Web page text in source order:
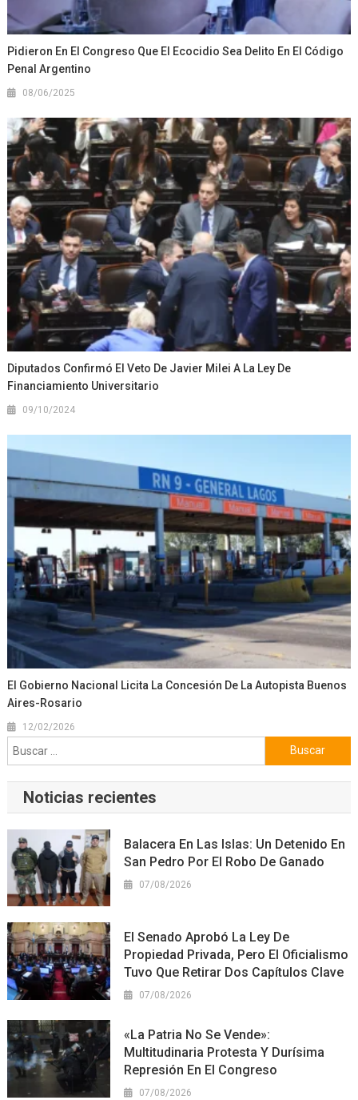
Pidieron En El Congreso Que El Ecocidio Sea Delito En El Código
Penal Argentino
08/06/2025
Diputados Confirmó El Veto De Javier Milei A La Ley De
Financiamiento Universitario
09/10/2024
El Gobierno Nacional Licita La Concesión De La Autopista Buenos
Aires-Rosario
12/02/2026
Buscar:
Noticias recientes
Balacera En Las Islas: Un Detenido En
San Pedro Por El Robo De Ganado
07/08/2026
El Senado Aprobó La Ley De
Propiedad Privada, Pero El Oficialismo
Tuvo Que Retirar Dos Capítulos Clave
07/08/2026
«La Patria No Se Vende»:
Multitudinaria Protesta Y Durísima
Represión En El Congreso
07/08/2026